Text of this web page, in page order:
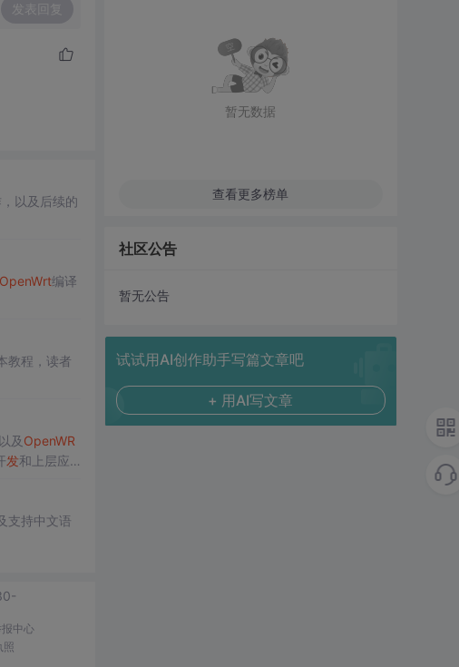
发表回复
以及后续的
OpenWrt编译
教程，读者
及 OpenWR
发和上层应
支持中文语
中心
照
暂无数据
查看更多榜单
社区公告
暂无公告
试试用AI创作助手写篇文章吧
+ 用AI写文章